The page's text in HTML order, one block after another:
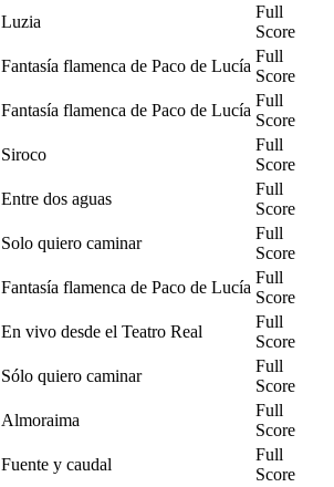
Luzia
Full
Score
Fantasía flamenca de Paco de Lucía
Full
Score
Fantasía flamenca de Paco de Lucía
Full
Score
Siroco
Full
Score
Entre dos aguas
Full
Score
Solo quiero caminar
Full
Score
Fantasía flamenca de Paco de Lucía
Full
Score
En vivo desde el Teatro Real
Full
Score
Sólo quiero caminar
Full
Score
Almoraima
Full
Score
Fuente y caudal
Full
Score